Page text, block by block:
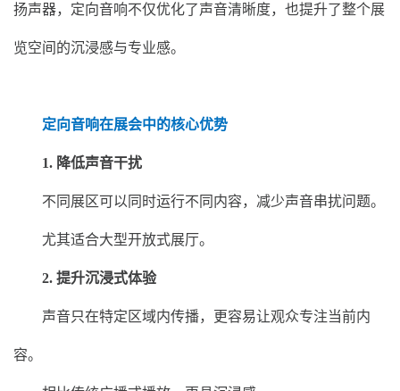
扬声器，定向音响不仅优化了声音清晰度，也提升了整个展
览空间的沉浸感与专业感。
定向音响在展会中的核心优势
1. 降低声音干扰
不同展区可以同时运行不同内容，减少声音串扰问题。
尤其适合大型开放式展厅。
2. 提升沉浸式体验
声音只在特定区域内传播，更容易让观众专注当前内
容。